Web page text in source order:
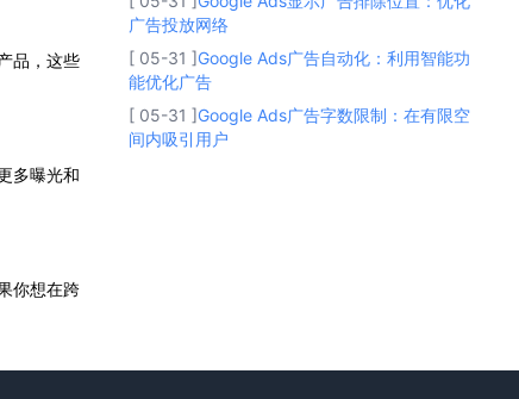
品，这些
多曝光和
你想在跨
广告投放网络
[ 05-31 ]Google Ads广告自动化：利用智能功
能优化广告
[ 05-31 ]Google Ads广告字数限制：在有限空
间内吸引用户